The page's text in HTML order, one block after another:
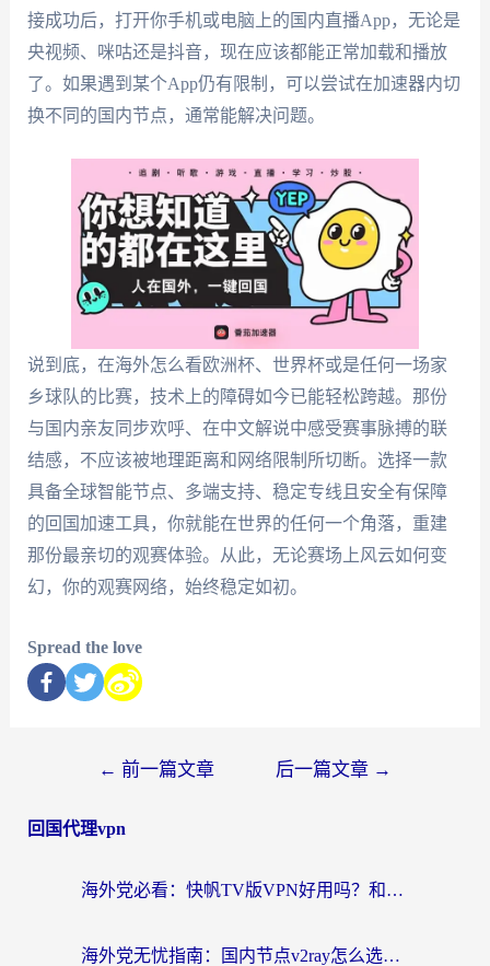
接成功后，打开你手机或电脑上的国内直播App，无论是
央视频、咪咕还是抖音，现在应该都能正常加载和播放
了。如果遇到某个App仍有限制，可以尝试在加速器内切
换不同的国内节点，通常能解决问题。
说到底，在海外怎么看欧洲杯、世界杯或是任何一场家
乡球队的比赛，技术上的障碍如今已能轻松跨越。那份
与国内亲友同步欢呼、在中文解说中感受赛事脉搏的联
结感，不应该被地理距离和网络限制所切断。选择一款
具备全球智能节点、多端支持、稳定专线且安全有保障
的回国加速工具，你就能在世界的任何一个角落，重建
那份最亲切的观赛体验。从此，无论赛场上风云如何变
幻，你的观赛网络，始终稳定如初。
Spread the love
← 前一篇文章 后一篇文章 →
回国代理vpn
海外党必看：快帆TV版VPN好用吗？和快游VPN对比哪个回国效果更好？附实用避坑指南
海外党无忧指南：国内节点v2ray怎么选？一键回国VPN+多场景实测帮你避坑